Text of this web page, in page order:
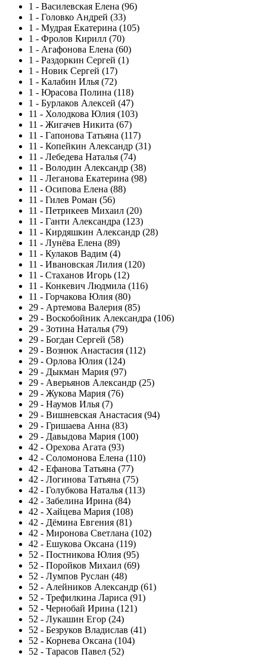
1 - Василевская Елена (96)
1 - Головко Андрей (33)
1 - Мудрая Екатерина (105)
1 - Фролов Кирилл (70)
1 - Агафонова Елена (60)
1 - Раздоркин Сергей (1)
1 - Новик Сергей (17)
1 - Калабин Илья (72)
1 - Юрасова Полина (118)
1 - Бурлаков Алексей (47)
11 - Холодкова Юлия (103)
11 - Жигачев Никита (67)
11 - Гапонова Татьяна (117)
11 - Копейкин Александр (31)
11 - Лебедева Наталья (74)
11 - Володин Александр (38)
11 - Леганова Екатерина (98)
11 - Осипова Елена (88)
11 - Гилев Роман (56)
11 - Петрикеев Михаил (20)
11 - Ганти Александра (123)
11 - Кирдяшкин Александр (28)
11 - Лунёва Елена (89)
11 - Кулаков Вадим (4)
11 - Ивановская Лилия (120)
11 - Стаханов Игорь (12)
11 - Конкевич Людмила (116)
11 - Горчакова Юлия (80)
29 - Артемова Валерия (85)
29 - Воскобойник Александра (106)
29 - Зотина Наталья (79)
29 - Богдан Сергей (58)
29 - Вознюк Анастасия (112)
29 - Орлова Юлия (124)
29 - Дыкман Мария (97)
29 - Аверьянов Александр (25)
29 - Жукова Мария (76)
29 - Наумов Илья (7)
29 - Вишневская Анастасия (94)
29 - Гришаева Анна (83)
29 - Давыдова Мария (100)
42 - Орехова Агата (93)
42 - Соломонова Елена (110)
42 - Ефанова Татьяна (77)
42 - Логинова Татьяна (75)
42 - Голубкова Наталья (113)
42 - Забелина Ирина (84)
42 - Хайцева Мария (108)
42 - Дёмина Евгения (81)
42 - Миронова Светлана (102)
42 - Ешукова Оксана (119)
52 - Постникова Юлия (95)
52 - Поройков Михаил (69)
52 - Лумпов Руслан (48)
52 - Алейников Александр (61)
52 - Трефилкина Лариса (91)
52 - Чернобай Ирина (121)
52 - Лукашин Егор (24)
52 - Безруков Владислав (41)
52 - Корнева Оксана (104)
52 - Тарасов Павел (52)